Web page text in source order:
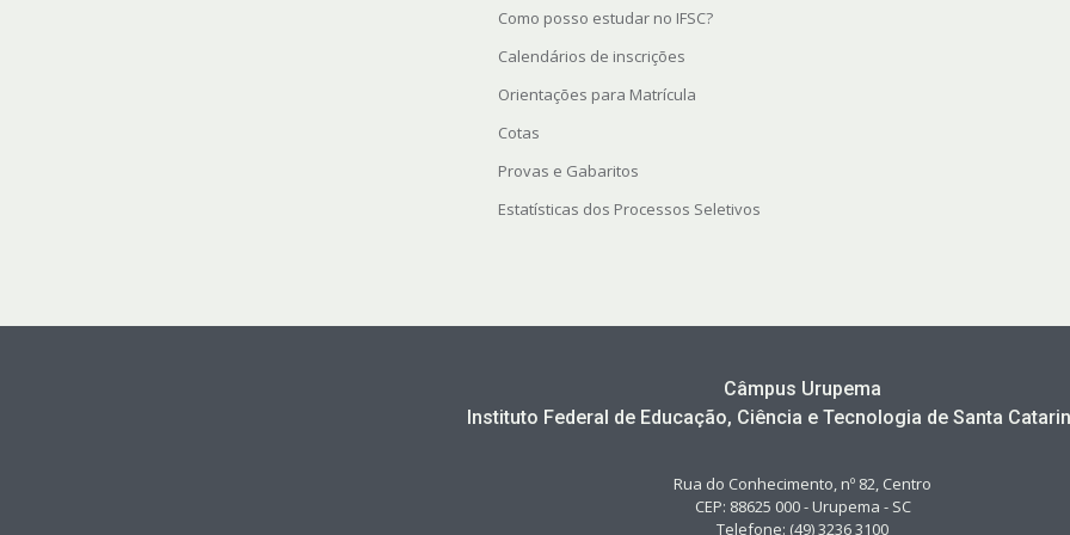
Como posso estudar no IFSC?
Calendários de inscrições
Orientações para Matrícula
Cotas
Provas e Gabaritos
Estatísticas dos Processos Seletivos
Câmpus Urupema
Instituto Federal de Educação, Ciência e Tecnologia de Santa
Rua do Conhecimento, nº 82, Centro
CEP: 88625 000 - Urupema - SC
Telefone: (49) 3236 3100